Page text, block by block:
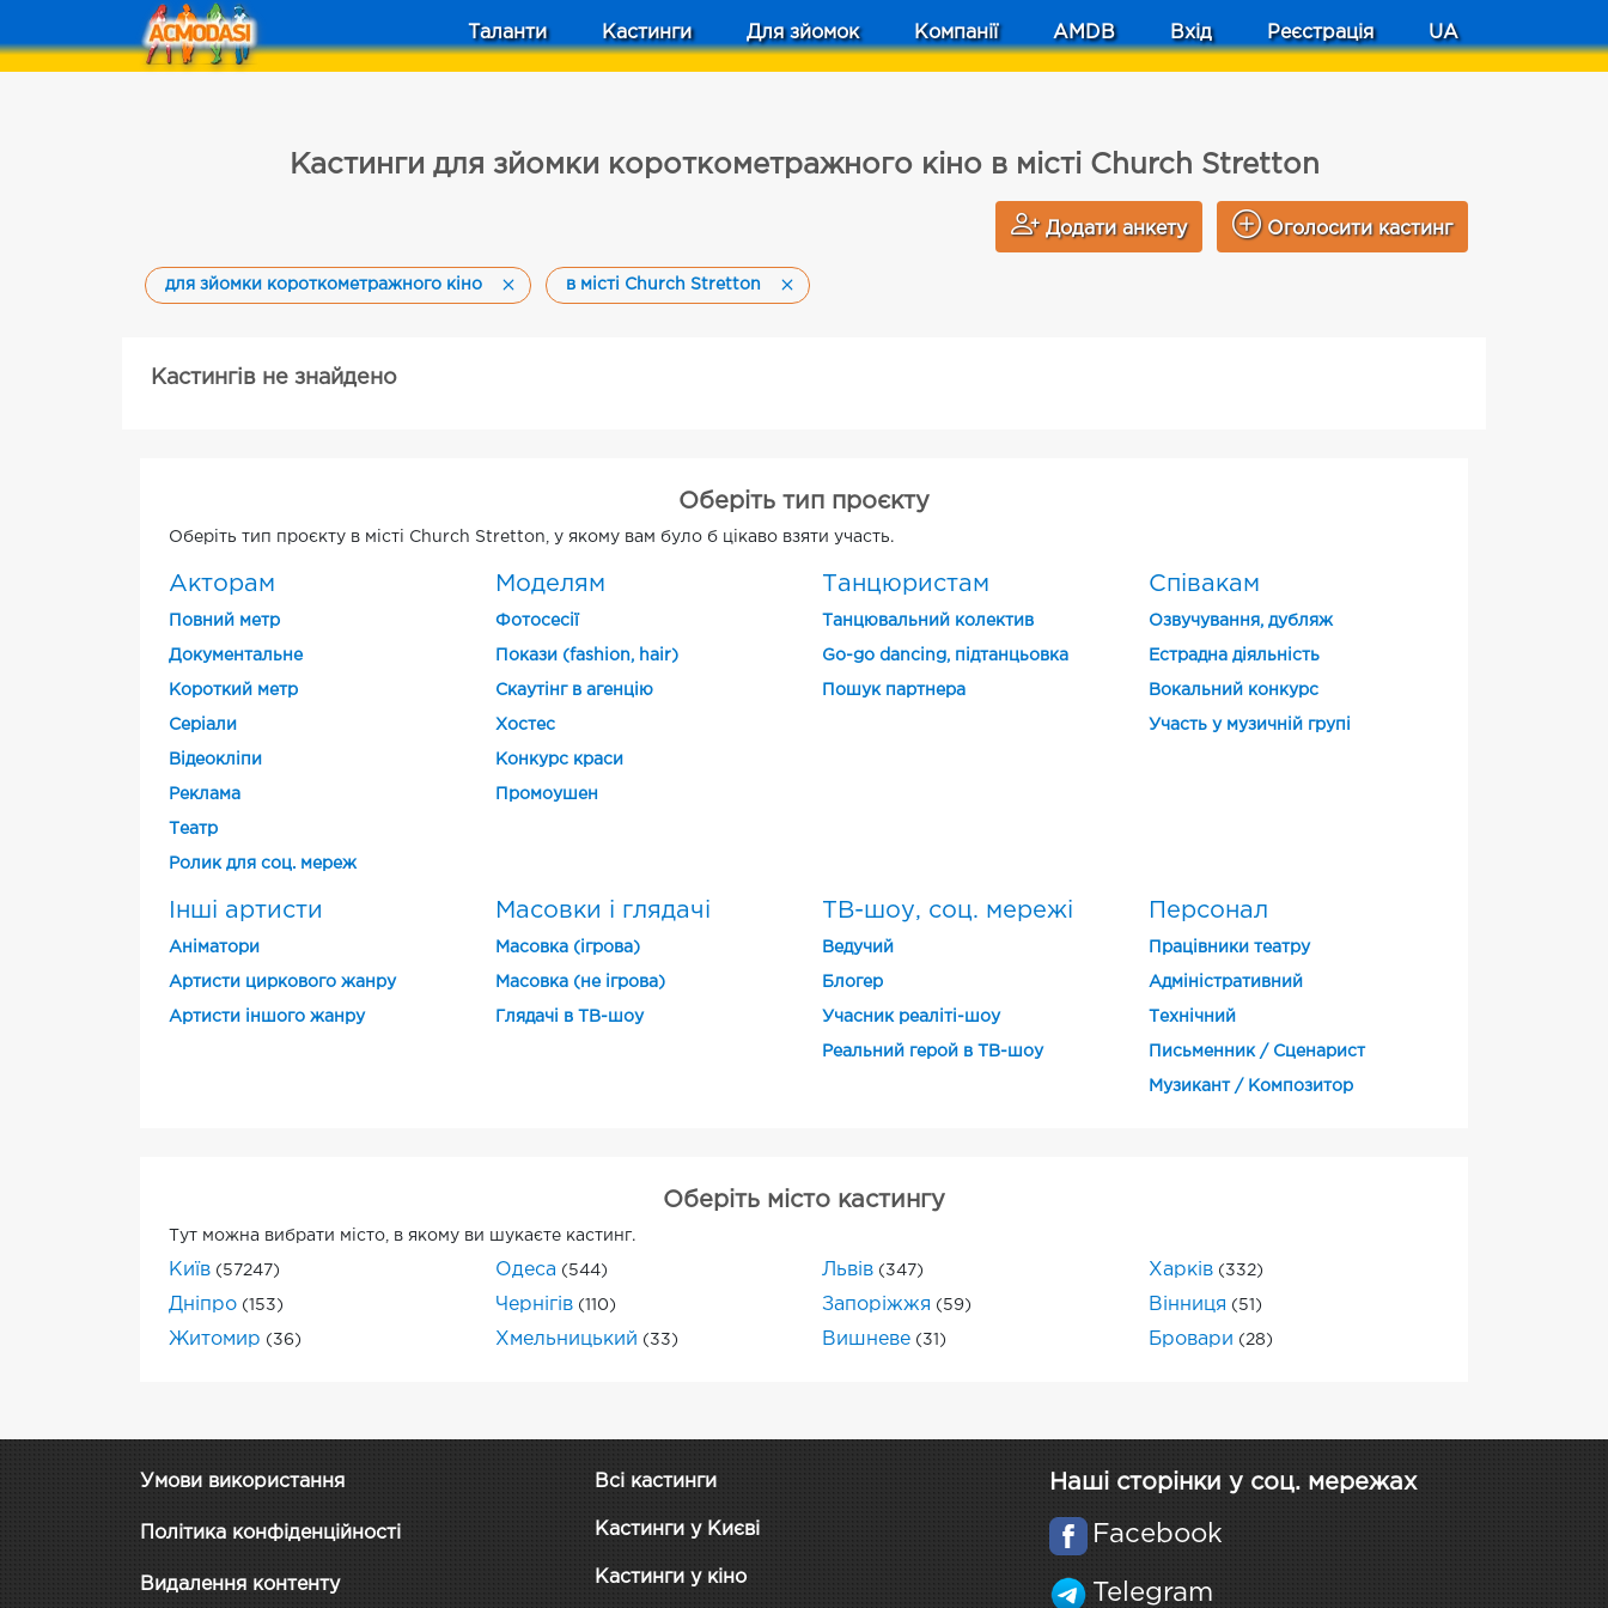
Таланти Кастинги Для зйомок Компанії AMDB Вхід Реєстрація UA
Кастинги для зйомки короткометражного кіно в місті Church Stretton
Додати анкету Оголосити кастинг
для зйомки короткометражного кіно в місті Church Stretton
Кастингів не знайдено
Оберіть тип проєкту
Оберіть тип проєкту в місті Church Stretton, у якому вам було б цікаво взяти участь.
Акторам
Повний метр
Документальне
Короткий метр
Cеріали
Відеокліпи
Реклама
Театр
Ролик для соц. мереж
Моделям
Фотосесії
Покази (fashion, hair)
Скаутінг в агенцію
Хостес
Конкурс краси
Промоушен
Танцюристам
Танцювальний колектив
Go-go dancing, підтанцьовка
Пошук партнера
Співакам
Озвучування, дубляж
Естрадна діяльність
Вокальний конкурс
Участь у музичній групі
Інші артисти
Аніматори
Артисти циркового жанру
Артисти іншого жанру
Масовки і глядачі
Масовка (ігрова)
Масовка (не ігрова)
Глядачі в ТВ-шоу
ТВ-шоу, соц. мережі
Ведучий
Блогер
Учасник реаліті-шоу
Реальний герой в ТВ-шоу
Персонал
Працівники театру
Адміністративний
Технічний
Письменник / Сценарист
Музикант / Композитор
Оберіть місто кастингу
Тут можна вибрати місто, в якому ви шукаєте кастинг.
Київ (57247) Одеса (544) Львів (347) Харків (332)
Дніпро (153) Чернігів (110) Запоріжжя (59) Вінниця (51)
Житомир (36) Хмельницький (33) Вишневе (31) Бровари (28)
Умови використання
Політика конфіденційності
Видалення контенту
Всі кастинги
Кастинги у Києві
Кастинги у кіно
Наші сторінки у соц. мережах
Facebook
Telegram